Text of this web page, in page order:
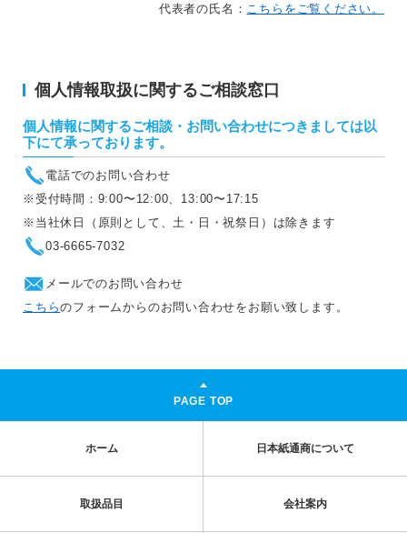
代表者の氏名： こちらをご覧ください。
個人情報取扱に関するご相談窓口
個人情報に関するご相談・お問い合わせにつきましては以
下にて承っております。
電話でのお問い合わせ
※受付時間：9:00〜12:00、13:00〜17:15
※当社休日（原則として、土・日・祝祭日）は除きます
03-6665-7032
メールでのお問い合わせ
こちらのフォームからのお問い合わせをお願い致します。
PAGE TOP
ホーム 日本紙通商について
取扱品目 会社案内